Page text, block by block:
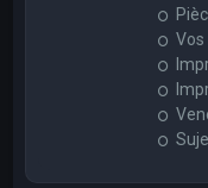
Vos